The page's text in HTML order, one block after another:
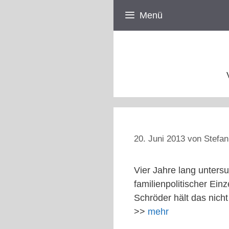
Menü
20. Juni 2013 von
Vier Jahre lang
familienpolitischer
Schröder hält das
>> mehr